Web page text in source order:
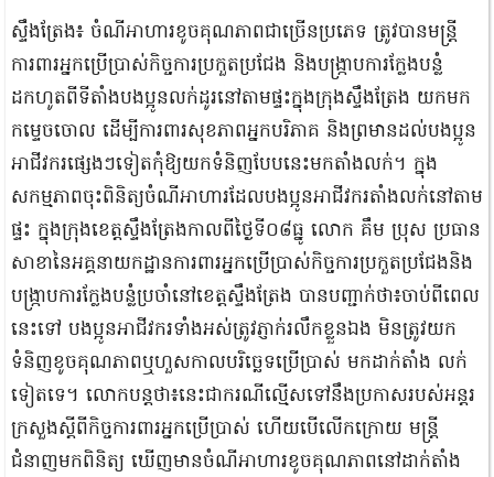
ស្ទឹងត្រែង៖ ចំណីអាហារខូចគុណភាពជាច្រើនប្រភេទ ត្រូវបានមន្ត្រី
ការពារអ្នកប្រើប្រាស់កិច្ចការប្រកួតប្រជែង និងបង្ក្រាបការក្លែងបន្លំ
ដកហូតពីទីតាំងបងប្អូនលក់ដូរនៅតាមផ្ទះក្នុងក្រុងស្ទឹងត្រែង យកមក
កម្ទេចចោល ដើម្បីការពារសុខភាពអ្នកបរិភាគ និងព្រមានដល់បងប្អូន
អាជីវករផ្សេងៗទៀតកុំឱ្យយកទំនិញបែបនេះមកតាំងលក់។ ក្នុង
សកម្មភាពចុះពិនិត្យចំណីអាហារដែលបងប្អូនអាជីវករតាំងលក់នៅតាម
ផ្ទះ ក្នុងក្រុងខេត្តស្ទឹងត្រែងកាលពីថ្ងៃទី០៨ធ្នូ លោក គឹម ប្រុស ប្រធាន
សាខានៃអគ្គនាយកដ្ឋានការពារអ្នកប្រើប្រាស់កិច្ចការប្រកួតប្រជែងនិង
បង្ក្រាបការក្លែងបន្លំប្រចាំនៅខេត្តស្ទឹងត្រែង បានបញ្ជាក់ថា៖ចាប់ពីពេល
នេះទៅ បងប្អូនអាជីវករទាំងអស់ត្រូវភ្ញាក់រលឹកខ្លួនឯង មិនត្រូវយក
ទំនិញខូចគុណភាពឬហួសកាលបរិច្ឆេទប្រើប្រាស់ មកដាក់តាំង លក់
ទៀតទេ។ លោកបន្តថា៖នេះជាករណីល្មើសទៅនឹងប្រកាសរបស់អន្តរ
ក្រសួងស្តីពីកិច្ចការពារអ្នកប្រើប្រាស់ ហើយបើលើកក្រោយ មន្ត្រី
ជំនាញមកពិនិត្យ ឃើញមានចំណីអាហារខូចគុណភាពនៅដាក់តាំង